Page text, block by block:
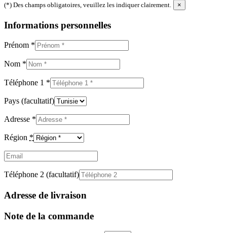
(*) Des champs obligatoires, veuillez les indiquer clairement. ×
Informations personnelles
Prénom *
Nom *
Téléphone 1 *
Pays (facultatif)
Adresse *
Région *
Email
Téléphone 2 (facultatif)
Adresse de livraison
Note de la commande